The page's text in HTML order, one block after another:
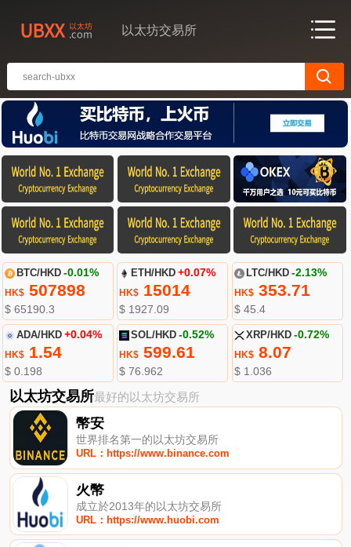
以太坊交易所
BTC/HKD -0.01%
HK$507898
$ 65190.3
ETH/HKD +0.07%
HK$ 15014
$ 1927.09
LTC/HKD -2.13%
HK$353.71
$ 45.4
ADA/HKD +0.04%
HK$1.54
$ 0.198
SOL/HKD -0.52%
HK$ 599.61
$ 76.962
XRP/HKD -0.72%
HK$8.07
$ 1.036
以太坊交易所最好的以太坊交易所
幣安
世界排名第一的以太坊交易所
URL：https://www.binance.com
火幣
成立於2013年的以太坊交易所
URL：https://www.huobi.com